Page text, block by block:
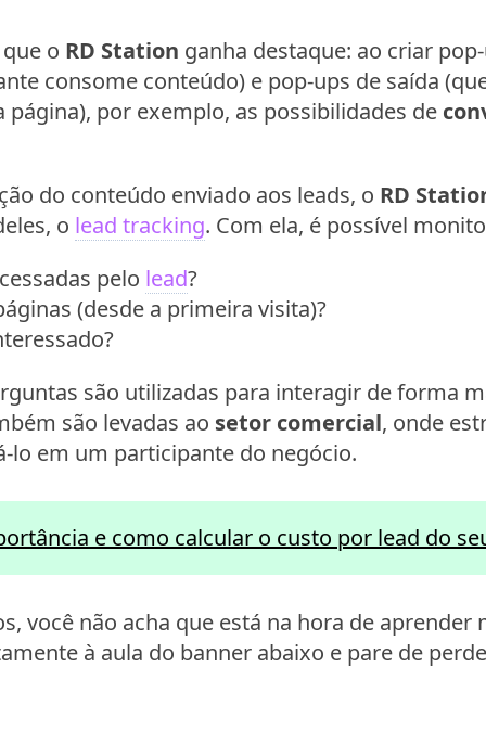
o RD Station ganha destaque: ao criar
consome conteúdo) e pop-ups de saída
por exemplo, as possibilidades de
do conteúdo enviado aos leads, o RD
o lead tracking. Com ela, é possível
pelo lead?
(desde a primeira visita)?
são utilizadas para interagir de forma
são levadas ao setor comercial, onde
lo em um participante do negócio.
e como calcular o custo por lead do
você não acha que está na hora de aprender
à aula do banner abaixo e pare de